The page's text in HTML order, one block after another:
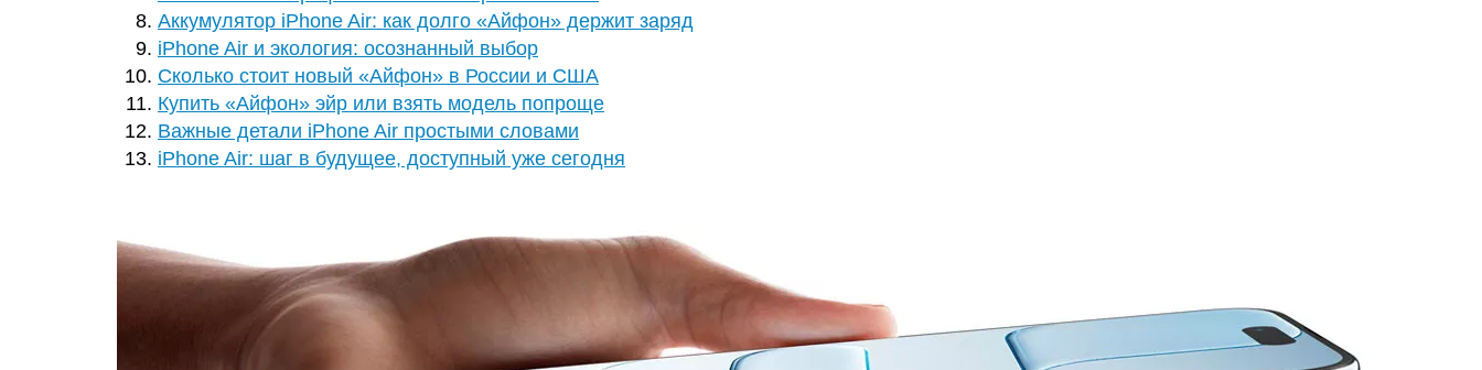
Аккумулятор iPhone Air: как долго «Айфон» держит заряд
iPhone Air и экология: осознанный выбор
Сколько стоит новый «Айфон» в России и США
Купить «Айфон» эйр или взять модель попроще
Важные детали iPhone Air простыми словами
iPhone Air: шаг в будущее, доступный уже сегодня